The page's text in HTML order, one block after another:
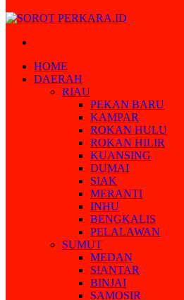
HOME
DAERAH
RIAU
PEKAN BARU
KAMPAR
ROKAN HULU
ROKAN HILIR
KUANSING
DUMAI
SIAK
MERANTI
INHU
BENGKALIS
PELALAWAN
SUMUT
MEDAN
SIANTAR
BINJAI
SAMOSIR